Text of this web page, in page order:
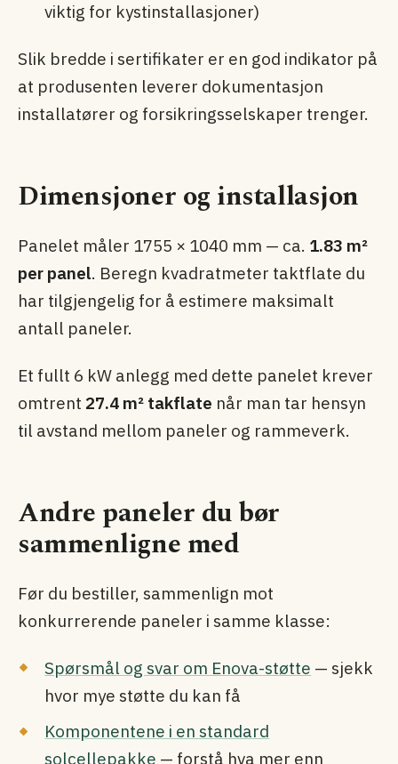
viktig for kystinstallasjoner)
Slik bredde i sertifikater er en god indikator på
at produsenten leverer dokumentasjon
installatører og forsikringsselskaper trenger.
Dimensjoner og installasjon
Panelet måler 1755 × 1040 mm — ca. 1.83 m²
per panel. Beregn kvadratmeter taktflate du
har tilgjengelig for å estimere maksimalt
antall paneler.
Et fullt 6 kW anlegg med dette panelet krever
omtrent 27.4 m² takflate når man tar hensyn
til avstand mellom paneler og rammeverk.
Andre paneler du bør
sammenligne med
Før du bestiller, sammenlign mot
konkurrerende paneler i samme klasse:
Spørsmål og svar om Enova-støtte — sjekk
hvor mye støtte du kan få
Komponentene i en standard
solcellepakke — forstå hva mer enn